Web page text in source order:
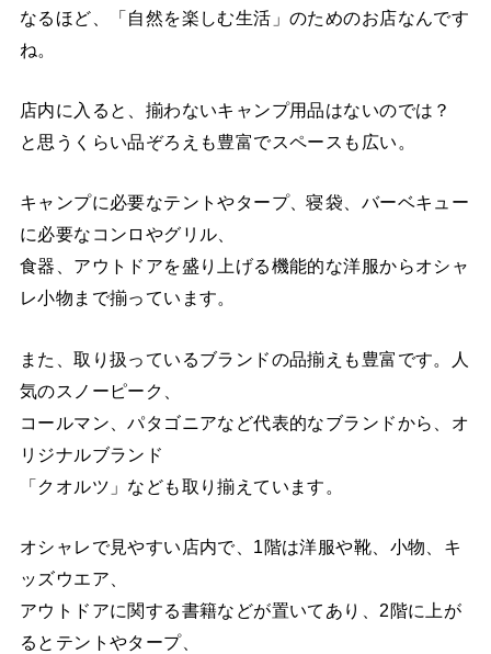
なるほど、「自然を楽しむ生活」のためのお店なんです
ね。
店内に入ると、揃わないキャンプ用品はないのでは？
と思うくらい品ぞろえも豊富でスペースも広い。
キャンプに必要なテントやタープ、寝袋、バーベキュー
に必要なコンロやグリル、
食器、アウトドアを盛り上げる機能的な洋服からオシャ
レ小物まで揃っています。
また、取り扱っているブランドの品揃えも豊富です。人
気のスノーピーク、
コールマン、パタゴニアなど代表的なブランドから、オ
リジナルブランド
「クオルツ」なども取り揃えています。
オシャレで見やすい店内で、1階は洋服や靴、小物、キ
ッズウエア、
アウトドアに関する書籍などが置いてあり、2階に上が
るとテントやタープ、